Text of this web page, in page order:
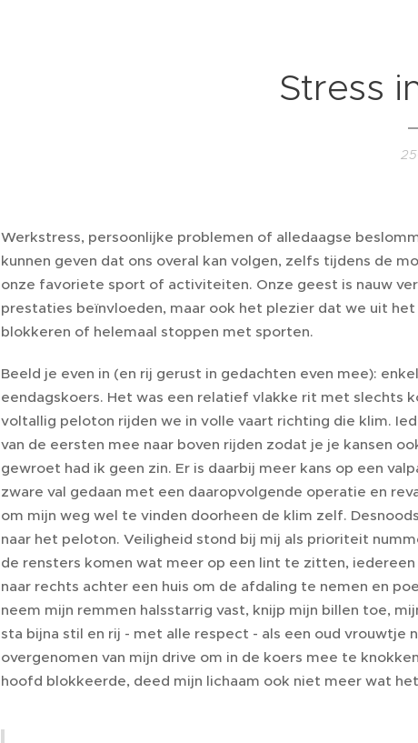
Stress
Werkstress, persoonlijke problemen of alledaagse
kunnen geven dat ons overal kan volgen, zelfs tijdens de
onze favoriete sport of activiteiten. Onze geest is nauw
prestaties beïnvloeden, maar ook het plezier dat we uit
blokkeren of helemaal stoppen met sporten.
Beeld je even in (en rij gerust in gedachten even mee):
eendagskoers. Het was een relatief vlakke rit met slechts
voltallig peloton rijden we in volle vaart richting die klim.
van de eersten mee naar boven rijden zodat je je kansen
gewroet had ik geen zin. Er is daarbij meer kans op een
zware val gedaan met een daaropvolgende operatie en
om mijn weg wel te vinden doorheen de klim zelf.
naar het peloton. Veiligheid stond bij mij als prioriteit
de rensters komen wat meer op een lint te zitten,
naar rechts achter een huis om de afdaling te nemen en
neem mijn remmen halsstarrig vast, knijp mijn billen toe,
sta bijna stil en rij - met alle respect - als een oud vrouwtje
overgenomen van mijn drive om in de koers mee te
hoofd blokkeerde, deed mijn lichaam ook niet meer wat